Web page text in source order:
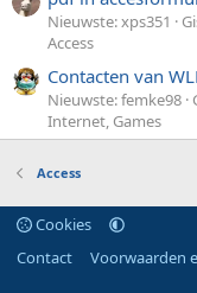
Nieuwste: xps351
Access
Contacten van
Nieuwste: femke98
Internet, Games
Access
Cookies
Contact
Voorwaarden